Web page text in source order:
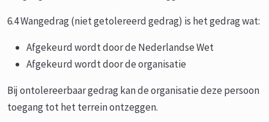
6.4 Wangedrag (niet getolereerd gedrag) is het gedrag wat:
Afgekeurd wordt door de Nederlandse Wet
Afgekeurd wordt door de organisatie
Bij ontolereerbaar gedrag kan de organisatie deze persoon
toegang tot het terrein ontzeggen.